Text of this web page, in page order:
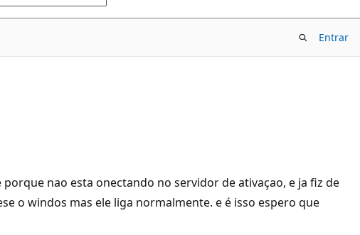
Entrar
nao esta onectando no servidor de ativaçao, e ja fiz de
o windos mas ele liga normalmente. e é isso espero que